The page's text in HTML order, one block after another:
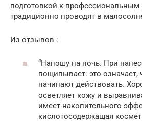
подготовкой к
традиционно проводят в
Из отзывов :
“Наношу на ночь. При
пощипывает: это означает,
начинают действовать.
осветляет кожу и
имеет накопительного
кислотосодержащая